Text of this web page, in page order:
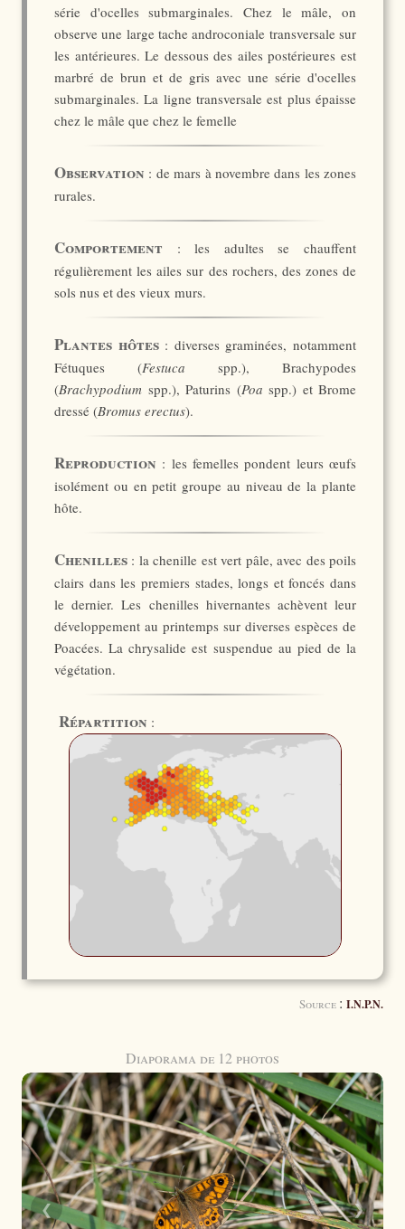
série d'ocelles submarginales. Chez le mâle, on
observe une large tache androconiale transversale sur
les antérieures. Le dessous des ailes postérieures est
marbré de brun et de gris avec une série d'ocelles
submarginales. La ligne transversale est plus épaisse
chez le mâle que chez le femelle
Observation : de mars à novembre dans les zones
rurales.
Comportement : les adultes se chauffent
régulièrement les ailes sur des rochers, des zones de
sols nus et des vieux murs.
Plantes hôtes: diverses graminées, notamment
Fétuques (Festuca spp.), Brachypodes
(Brachypodium spp.), Paturins (Poa spp.) et Brome
dressé (Bromus erectus).
Reproduction : les femelles pondent leurs œufs
isolément ou en petit groupe au niveau de la plante
hôte.
Chenilles : la chenille est vert pâle, avec des poils
clairs dans les premiers stades, longs et foncés dans
le dernier. Les chenilles hivernantes achèvent leur
développement au printemps sur diverses espèces de
Poacées. La chrysalide est suspendue au pied de la
végétation.
Répartition :
Source : I.N.P.N.
Diaporama de 12 photos
❮ ❯